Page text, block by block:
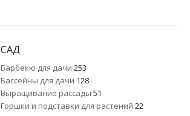
САД
Барбекю для дачи 253
Бассейны для дачи 128
Выращивание рассады 51
Горшки и подставки для растений 22